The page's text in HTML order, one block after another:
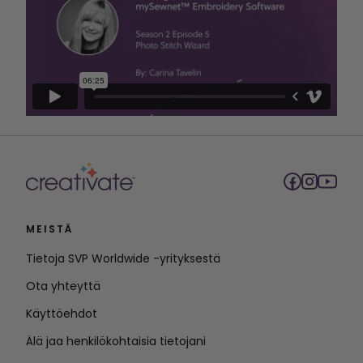
MEISTÄ
Tietoja SVP Worldwide -yrityksestä
Ota yhteyttä
Käyttöehdot
Älä jaa henkilökohtaisia tietojani